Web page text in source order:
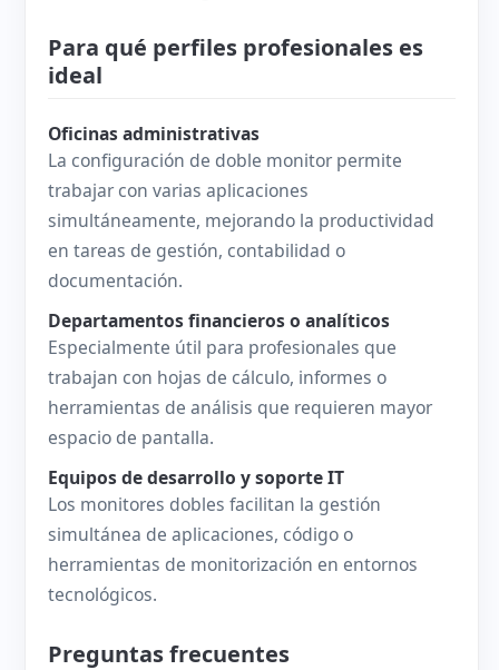
Para qué perfiles profesionales es
ideal
Oficinas administrativas
La configuración de doble monitor permite
trabajar con varias aplicaciones
simultáneamente, mejorando la productividad
en tareas de gestión, contabilidad o
documentación.
Departamentos financieros o analíticos
Especialmente útil para profesionales que
trabajan con hojas de cálculo, informes o
herramientas de análisis que requieren mayor
espacio de pantalla.
Equipos de desarrollo y soporte IT
Los monitores dobles facilitan la gestión
simultánea de aplicaciones, código o
herramientas de monitorización en entornos
tecnológicos.
Preguntas frecuentes